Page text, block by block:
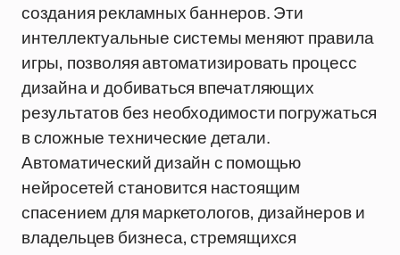
создания рекламных баннеров. Эти
интеллектуальные системы меняют правила
игры, позволяя автоматизировать процесс
дизайна и добиваться впечатляющих
результатов без необходимости погружаться
в сложные технические детали.
Автоматический дизайн с помощью
нейросетей становится настоящим
спасением для маркетологов, дизайнеров и
владельцев бизнеса, стремящихся